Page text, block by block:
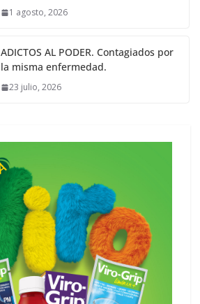
1 agosto, 2026
ADICTOS AL PODER. Contagiados por
la misma enfermedad.
23 julio, 2026